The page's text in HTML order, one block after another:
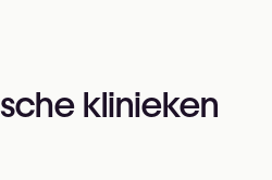
klinieken